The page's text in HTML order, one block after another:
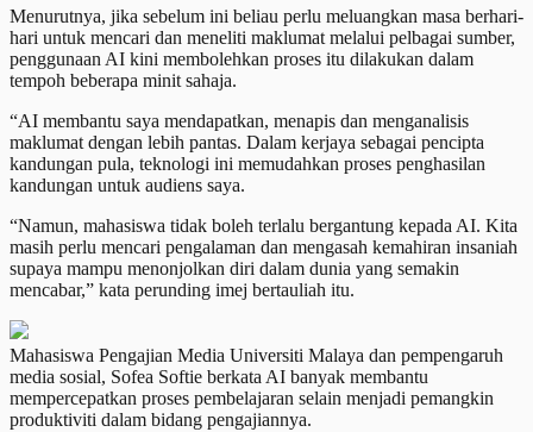
Menurutnya, jika sebelum ini beliau perlu meluangkan masa berhari-
hari untuk mencari dan meneliti maklumat melalui pelbagai sumber,
penggunaan AI kini membolehkan proses itu dilakukan dalam
tempoh beberapa minit sahaja.
“AI membantu saya mendapatkan, menapis dan menganalisis
maklumat dengan lebih pantas. Dalam kerjaya sebagai pencipta
kandungan pula, teknologi ini memudahkan proses penghasilan
kandungan untuk audiens saya.
“Namun, mahasiswa tidak boleh terlalu bergantung kepada AI. Kita
masih perlu mencari pengalaman dan mengasah kemahiran insaniah
supaya mampu menonjolkan diri dalam dunia yang semakin
mencabar,” kata perunding imej bertauliah itu.
Mahasiswa Pengajian Media Universiti Malaya dan pempengaruh
media sosial, Sofea Softie berkata AI banyak membantu
mempercepatkan proses pembelajaran selain menjadi pemangkin
produktiviti dalam bidang pengajiannya.